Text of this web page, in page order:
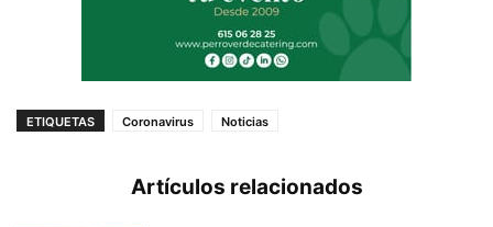
ETIQUETAS Coronavirus Noticias
Artículos relacionados